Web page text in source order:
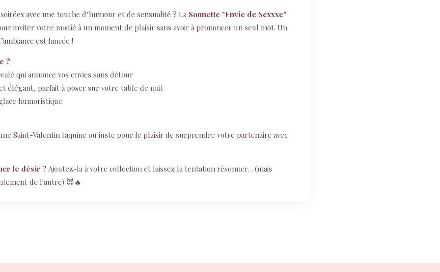
avec une touche d’humour et de sensualité ? La Sonnette "Envie de Sexxxe"
inviter votre moitié à un moment de plaisir sans avoir à prononcer un seul mot. Un
est lancée !
?
qui annonce vos envies sans détour
élégant, parfait à poser sur votre table de nuit
humoristique
Saint-Valentin taquine ou juste pour le plaisir de surprendre votre partenaire avec
le désir ?Ajoutez-la à votre collection et laissez la tentation résonner… (mais
de l'autre) 😈🔥